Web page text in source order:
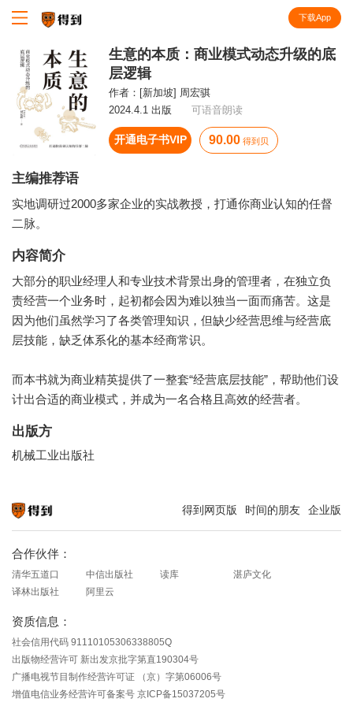
下载App
生意的本质：商业模式动态升级的底
层逻辑
作者： [新加坡] 周宏骐
2024.4.1 出版
可语音朗读
开通电子书VIP 90.00 得到贝
主编推荐语
实地调研过2000多家企业的实战教授，打通你商业认知的任督
二脉。
内容简介
大部分的职业经理人和专业技术背景出身的管理者，在独立负
责经营一个业务时，起初都会因为难以独当一面而痛苦。这是
因为他们虽然学习了各类管理知识，但缺少经营思维与经营底
层技能，缺乏体系化的基本经商常识。
而本书就为商业精英提供了一整套“经营底层技能”，帮助他们设
计出合适的商业模式，并成为一名合格且高效的经营者。
出版方
机械工业出版社
得到网页版 时间的朋友 企业版
合作伙伴：
清华五道口 中信出版社 读库
湛庐文化
译林出版社
阿里云
资质信息：
社会信用代码 91110105306338805Q
出版物经营许可 新出发京批字第直190304号
广播电视节目制作经营许可证 （京）字第06006号
增值电信业务经营许可备案号 京ICP备15037205号